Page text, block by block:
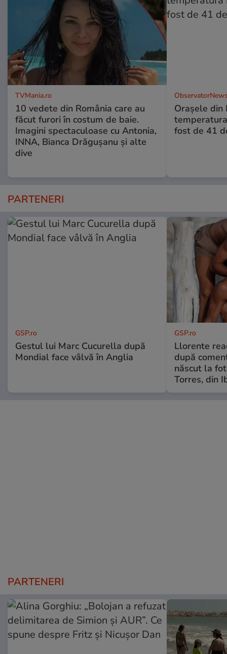
TVMania.ro
10 vedete din România care au
făcut furori în costum de baie.
Imagini spectaculoase cu Antonia,
INNA, Bianca Drăgușanu și alte
dive
Oraşele din
fost de 41
PARTENERI
GSP.ro
Gestul lui Marc Cucurella după
Mondial face vâlvă în Anglia
GSP.ro
Llorente
după
născut la
Torres, din
PARTENERI